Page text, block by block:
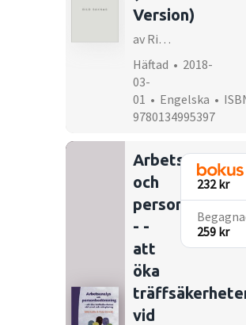
Version)
av Richard Johnson
Häftad • 2018-
03-
01 • Engelska •
9780134995397
Arbetsanalys
och
- -
att
öka
vid
232 kr
259 kr